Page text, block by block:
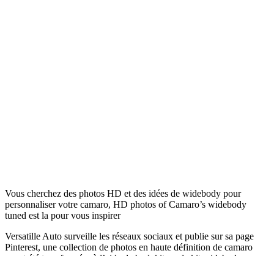
Vous cherchez des photos HD et des idées de widebody pour
personnaliser votre camaro, HD photos of Camaro’s widebody
tuned est la pour vous inspirer
Versatille Auto surveille les réseaux sociaux et publie sur sa page
Pinterest, une collection de photos en haute définition de camaro